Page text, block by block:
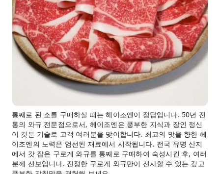
통째로 된 소를 구매하실 때는 헤이조엔이 정답입니다. 50년 전
통의 와규 전문점으로서, 헤이조엔은 풍부한 지식과 장인 정신
이 깃든 기술로 고객 여러분을 맞이합니다. 최고의 맛을 향한 헤
이조엔의 노력은 엄선된 재료에서 시작됩니다. 전국 유명 산지
에서 갓 잡은 구로게 와규를 통째로 구매하여 숙성시킨 후, 여러
분께 선보입니다. 진정한 구로게 와규만이 선사할 수 있는 깊고